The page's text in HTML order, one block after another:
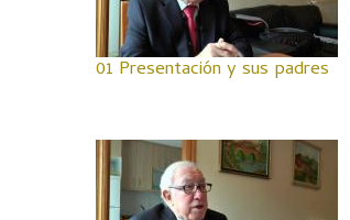
01 Presentación y sus padres